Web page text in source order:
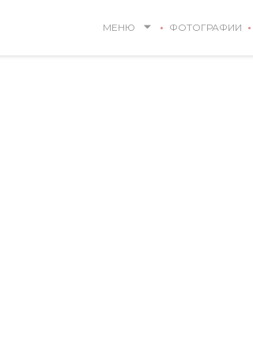
МЕНЮ ФОТОГРАФИИ